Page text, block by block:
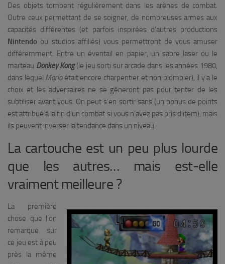
Des objets tombent régulièrement dans les arènes de combat.
Outre ceux permettant de se soigner, de nombreuses armes aux
capacités différentes (et parfois inspirées d’autres productions
Nintendo ou studios affiliés) vous permettront de vous amuser
différemment. Entre un éventail en papier, un sabre laser ou le
marteau Donkey Kong(le jeu sorti sur arcade dans les années 1980,
dans lequel Marioétait encore charpentier et non plombier), il y a le
choix et les adversaires ne se gêneront pas pour tenter de les
subtiliser avant vous. On peut s’en sortir sans (un bonus de points
est attribué à la fin d’un combat si vous n’avez pas pris d’item), mais
ils peuvent inverser la tendance dans un niveau.
La cartouche est un peu plus lourde
que les autres… mais est-elle
vraiment meilleure ?
La première
chose que l’on
remarque sur
ce jeu est à peu
près la même